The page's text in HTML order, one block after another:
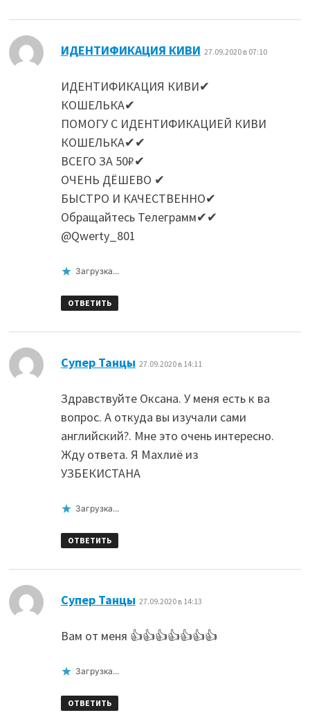
ИДЕНТИФИКАЦИЯ КИВИ 27.09.2020 в 07:10
ИДЕНТИФИКАЦИЯ КИВИ✔
КОШЕЛЬКА✔
ПОМОГУ С ИДЕНТИФИКАЦИЕЙ КИВИ
КОШЕЛЬКА✔✔
ВСЕГО ЗА 50₽✔
ОЧЕНЬ ДЁШЕВО ✔
БЫСТРО И КАЧЕСТВЕННО✔
Обращайтесь Телеграмм✔✔
@Qwerty_801
Загрузка...
ОТВЕТИТЬ
Супер Танцы 27.09.2020 в 14:11
Здравствуйте Оксана. У меня есть к ва
вопрос. А откуда вы изучали сами
английский?. Мне это очень интересно.
Жду ответа. Я Махлиё из
УЗБЕКИСТАНА
Загрузка...
ОТВЕТИТЬ
Супер Танцы 27.09.2020 в 14:13
Вам от меня 👍👍👍👍👍👍👍
Загрузка...
ОТВЕТИТЬ